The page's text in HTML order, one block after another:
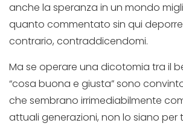
anche la speranza in un mondo
quanto commentato sin qui
contrario, contraddicendomi.
Ma se operare una dicotomia tra il
“cosa buona e giusta” sono
che sembrano irrimediabilmente
attuali generazioni, non lo siano per